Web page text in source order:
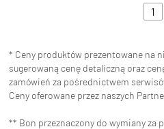
1
* Ceny produktów prezentowane na
sugerowaną cenę detaliczną oraz
zamówień za pośrednictwem
Ceny oferowane przez naszych
** Bon przeznaczony do wymiany za